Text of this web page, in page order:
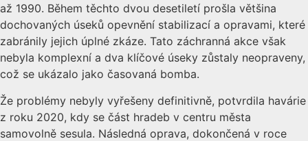
až 1990. Během těchto dvou desetiletí prošla většina
dochovaných úseků opevnění stabilizací a opravami, které
zabránily jejich úplné zkáze. Tato záchranná akce však
nebyla komplexní a dva klíčové úseky zůstaly neopraveny,
což se ukázalo jako časovaná bomba.
Že problémy nebyly vyřešeny definitivně, potvrdila havárie
z roku 2020, kdy se část hradeb v centru města
samovolně sesula. Následná oprava, dokončená v roce